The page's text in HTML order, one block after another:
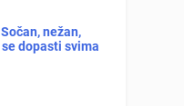
nežan,
dopasti svima